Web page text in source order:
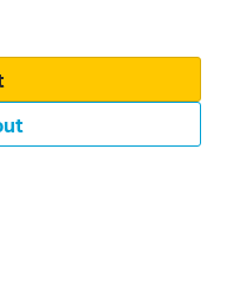
cookies
webu pro PC